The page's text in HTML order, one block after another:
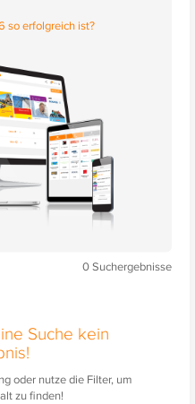
so erfolgreich ist?
0Suchergebnisse
Suche kein
oder nutze die Filter, um
zu finden!